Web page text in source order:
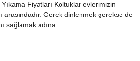
Fiyatları Koltuklar evlerimizin
arasındadır. Gerek dinlenmek gerekse de
sağlamak adına...